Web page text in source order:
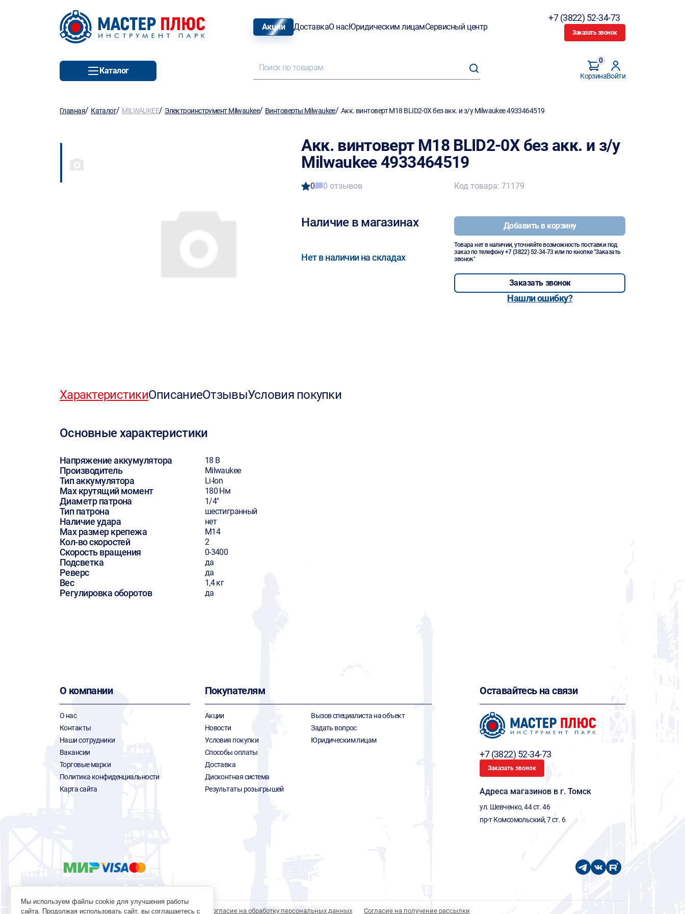
Акции ДоставкаО насЮридическим лицамСервисный центр
+7 (3822) 52-34-73
Заказать звонок
Каталог
Корзина
0
Войти
Главная/ Каталог/ MILWAUKEE/ Электроинструмент Milwaukee/ Винтоверты Milwaukee/ Акк. винтоверт M18 BLID2-0X без акк. и з/у Milwaukee 4933464519
Акк. винтоверт M18 BLID2-0X без акк. и з/у
Milwaukee 4933464519
0 0 отзывов
Наличие в магазинах
Нет в наличии на складах
Код товара: 71179
Добавить в корзину
Товара нет в наличии, уточняйте возможность поставки под
заказ по телефону+7 (3822) 52-34-73 или по кнопке "Заказать
звонок"
Заказать звонок
Нашли ошибку?
ХарактеристикиОписаниеОтзывыУсловия покупки
Основные характеристики
Напряжение аккумулятора 18 В
Производитель Milwaukee
Тип аккумулятора Li-Ion
Max крутящий момент 180 Нм
Диаметр патрона 1/4"
Тип патрона шестигранный
Наличие удара нет
Max размер крепежа М14
Кол-во скоростей 2
Скорость вращения 0-3400
Подсветка да
Реверс да
Вес 1,4 кг
Регулировка оборотов да
О компании
О нас
Контакты
Наши сотрудники
Вакансии
Торговые марки
Политика конфиденциальности
Карта сайта
Покупателям
Акции
Новости
Условия покупки
Способы оплаты
Доставка
Дисконтная система
Результаты розыгрышей
Вызов специалиста на объект
Задать вопрос
Юридическим лицам
Оставайтесь на связи
+7 (3822) 52-34-73
Заказать звонок
Адреса магазинов в г. Томск
ул. Шевченко, 44 ст. 46
пр-т Комсомольский, 7 ст. 6
Политика обработки персональных данных Согласие на обработку персональных данных Согласие на получение рассылки
Мы используем файлы cookie для улучшения работы
сайта. Продолжая использовать сайт, вы соглашаетесь с